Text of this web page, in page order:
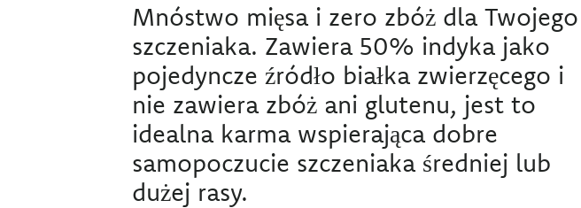
Mnóstwo mięsa i zero zbóż dla Twojego
szczeniaka. Zawiera 50% indyka jako
pojedyncze źródło białka zwierzęcego i
nie zawiera zbóż ani glutenu, jest to
idealna karma wspierająca dobre
samopoczucie szczeniaka średniej lub
dużej rasy.